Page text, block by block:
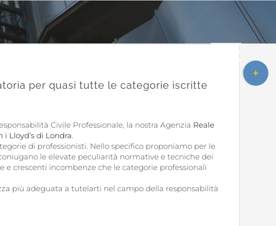
per quasi tutte le categorie iscritte
Civile Professionale, la nostra Agenzia Reale
Lloyd’s di Londra.
di professionisti. Nello specifico proponiamo per le
le elevate peculiarità normative e tecniche dei
e crescenti incombenze che le categorie professionali
più adeguata a tutelarti nel campo della responsabilità
Toggle
area
barra